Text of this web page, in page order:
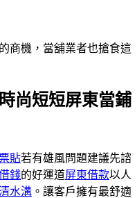
商機，當舖業者也搶食這
尚短短屏東當鋪
貼若有雄風問題建議先諮
錢的好運道屏東借款以人
水溝 。讓客戶擁有最舒適